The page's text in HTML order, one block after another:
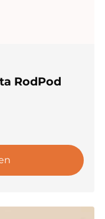
RodPod